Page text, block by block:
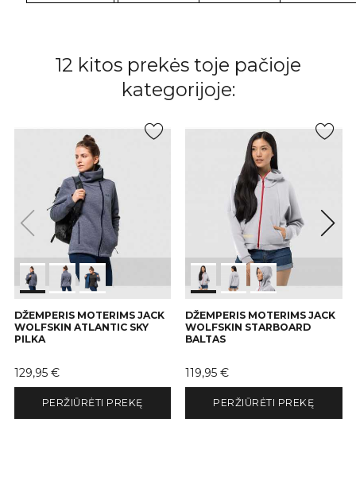
12 kitos prekės toje pačioje
kategorijoje:
DŽEMPERIS MOTERIMS JACK
WOLFSKIN ATLANTIC SKY
PILKA
Kaina
129,95 €
PERŽIŪRĖTI PREKĘ
DŽEMPERIS MOTERIMS JACK
WOLFSKIN STARBOARD
BALTAS
Kaina
119,95 €
PERŽIŪRĖTI PREKĘ